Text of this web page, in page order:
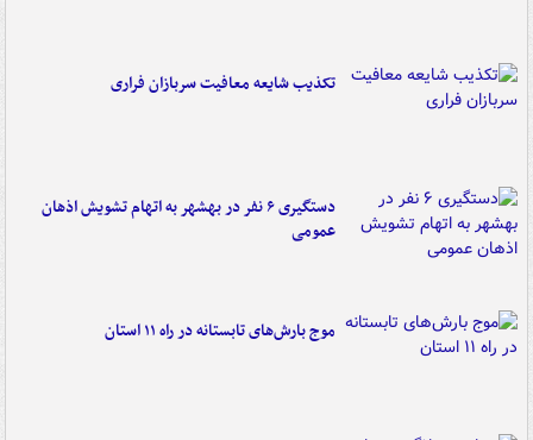
تکذیب شایعه معافیت سربازان فراری
دستگیری ۶ نفر در بهشهر به اتهام تشویش اذهان
عمومی
موج بارش‌های تابستانه در راه ۱۱ استان